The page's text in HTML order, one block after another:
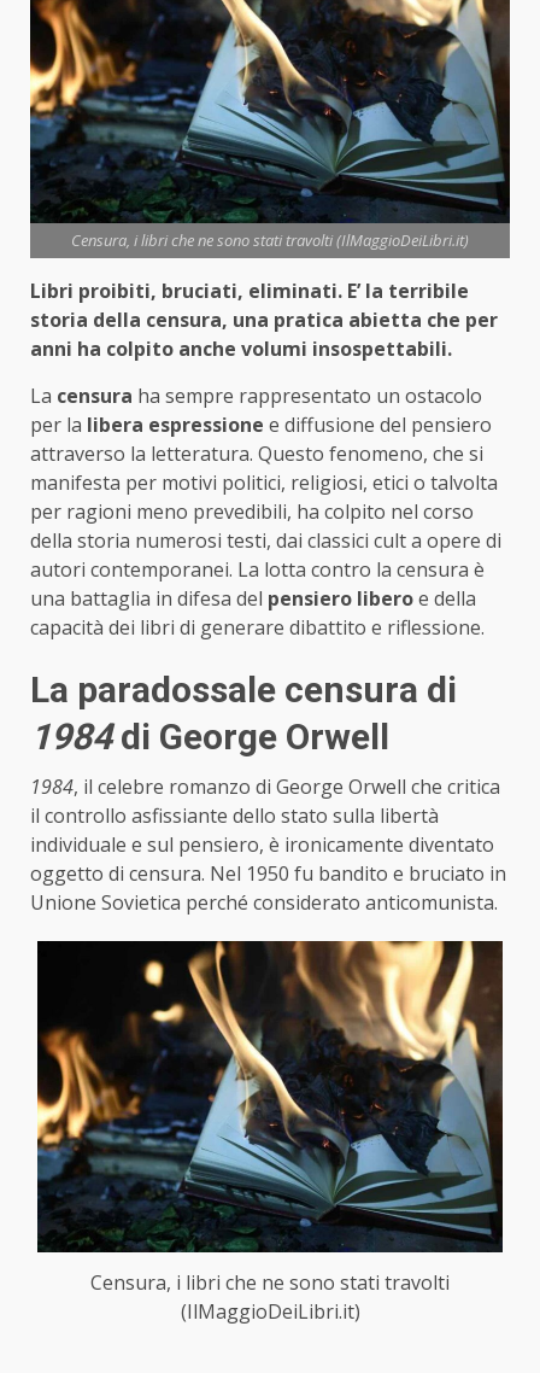
Censura, i libri che ne sono stati travolti (IlMaggioDeiLibri.it)
Libri proibiti, bruciati, eliminati. E’ la terribile
storia della censura, una pratica abietta che per
anni ha colpito anche volumi insospettabili.
La censura ha sempre rappresentato un ostacolo
per la libera espressione e diffusione del pensiero
attraverso la letteratura. Questo fenomeno, che si
manifesta per motivi politici, religiosi, etici o talvolta
per ragioni meno prevedibili, ha colpito nel corso
della storia numerosi testi, dai classici cult a opere di
autori contemporanei. La lotta contro la censura è
una battaglia in difesa del pensiero liberoe della
capacità dei libri di generare dibattito e riflessione.
La paradossale censura di
1984di George Orwell
1984, il celebre romanzo di George Orwell che critica
il controllo asfissiante dello stato sulla libertà
individuale e sul pensiero, è ironicamente diventato
oggetto di censura. Nel 1950 fu bandito e bruciato in
Unione Sovietica perché considerato anticomunista.
Censura, i libri che ne sono stati travolti
(IlMaggioDeiLibri.it)